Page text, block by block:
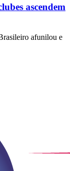
ascendem
afunilou e